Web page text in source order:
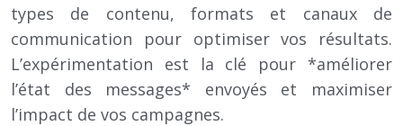
types de contenu, formats et canaux de
communication pour optimiser vos résultats.
L’expérimentation est la clé pour *améliorer
l’état des messages* envoyés et maximiser
l’impact de vos campagnes.